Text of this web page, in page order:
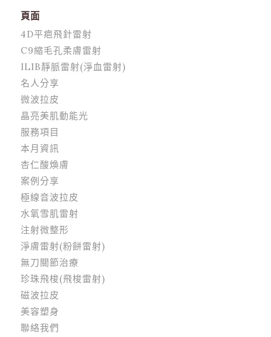
頁面
4D平疤飛針雷射
C9縮毛孔柔膚雷射
ILIB靜脈雷射(淨血雷射)
名人分享
微波拉皮
晶亮美肌動能光
服務項目
本月資訊
杏仁酸煥膚
案例分享
極線音波拉皮
水氧雪肌雷射
注射微整形
淨膚雷射(粉餅雷射)
無刀關節治療
珍珠飛梭(飛梭雷射)
磁波拉皮
美容塑身
聯絡我們